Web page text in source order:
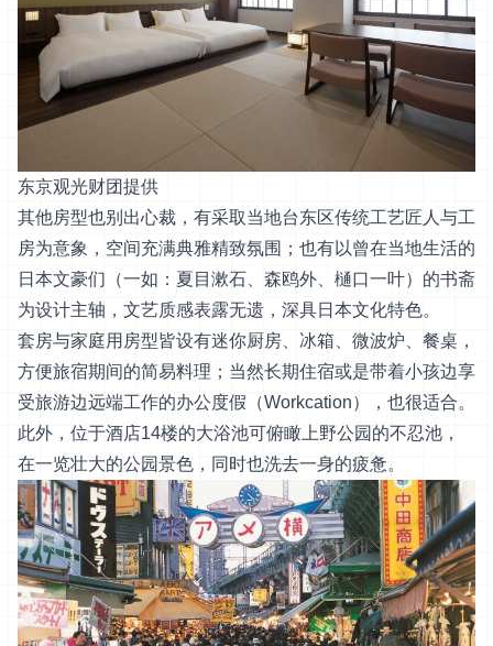
东京观光财团提供
其他房型也别出心裁，有采取当地台东区传统工艺匠人与工
房为意象，空间充满典雅精致氛围；也有以曾在当地生活的
日本文豪们（一如：夏目漱石、森鸥外、樋口一叶）的书斋
为设计主轴，文艺质感表露无遗，深具日本文化特色。
套房与家庭用房型皆设有迷你厨房、冰箱、微波炉、餐桌，
方便旅宿期间的简易料理；当然长期住宿或是带着小孩边享
受旅游边远端工作的办公度假（Workcation），也很适合。
此外，位于酒店14楼的大浴池可俯瞰上野公园的不忍池，
在一览壮大的公园景色，同时也洗去一身的疲惫。